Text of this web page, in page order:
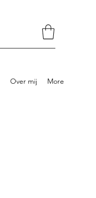
Over mij More